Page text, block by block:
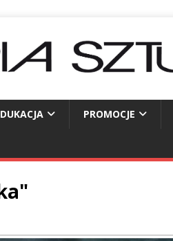
PROMOCJE